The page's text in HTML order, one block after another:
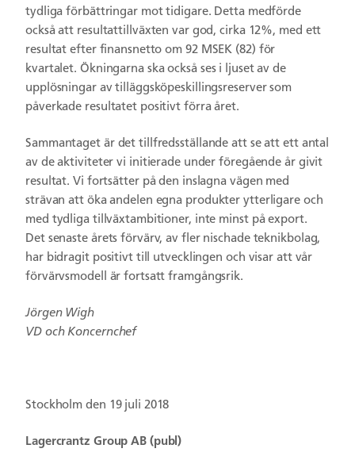
tydliga förbättringar mot tidigare. Detta medförde
också att resultattillväxten var god, cirka 12%, med ett
resultat efter finansnetto om 92 MSEK (82) för
kvartalet. Ökningarna ska också ses i ljuset av de
upplösningar av tilläggsköpeskillingsreserver som
påverkade resultatet positivt förra året.
Sammantaget är det tillfredsställande att se att ett antal
av de aktiviteter vi initierade under föregående år givit
resultat. Vi fortsätter på den inslagna vägen med
strävan att öka andelen egna produkter ytterligare och
med tydliga tillväxtambitioner, inte minst på export.
Det senaste årets förvärv, av fler nischade teknikbolag,
har bidragit positivt till utvecklingen och visar att vår
förvärvsmodell är fortsatt framgångsrik.
Jörgen Wigh
VD och Koncernchef
Stockholm den 19 juli 2018
Lagercrantz Group AB (publ)